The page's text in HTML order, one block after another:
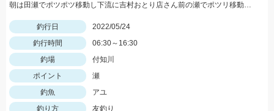
朝は田瀬でポツポツ移動し下流に吉村おとり店さん前の瀬でポツリ移動し上流いなりはし下流の瀬の中でポツポツσ(^_^;)
釣行日
2022/05/24
釣行時間
06:30～16:30
釣場
付知川
ポイント
瀬
釣魚
アユ
釣り方
友釣り